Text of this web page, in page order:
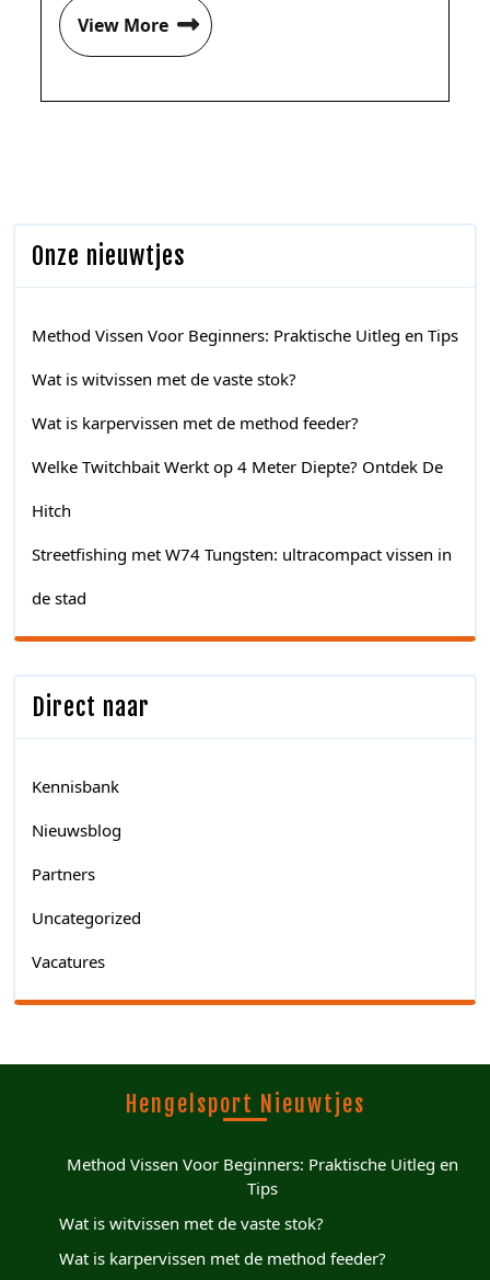
View More
Onze nieuwtjes
Method Vissen Voor Beginners: Praktische Uitleg en Tips
Wat is witvissen met de vaste stok?
Wat is karpervissen met de method feeder?
Welke Twitchbait Werkt op 4 Meter Diepte? Ontdek De
Hitch
Streetfishing met W74 Tungsten: ultracompact vissen in
de stad
Direct naar
Kennisbank
Nieuwsblog
Partners
Uncategorized
Vacatures
Hengelsport Nieuwtjes
Method Vissen Voor Beginners: Praktische Uitleg en
Tips
Wat is witvissen met de vaste stok?
Wat is karpervissen met de method feeder?